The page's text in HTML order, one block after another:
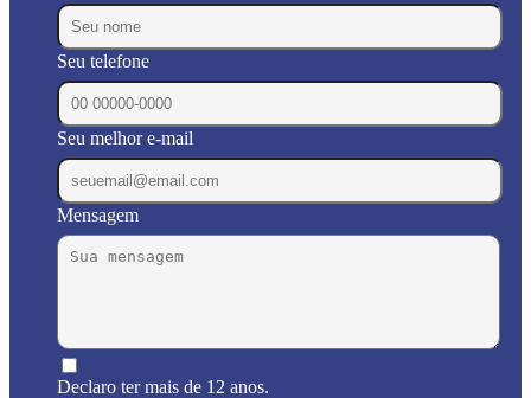
Seu telefone
Seu melhor e-mail
Mensagem
Declaro ter mais de 12 anos.